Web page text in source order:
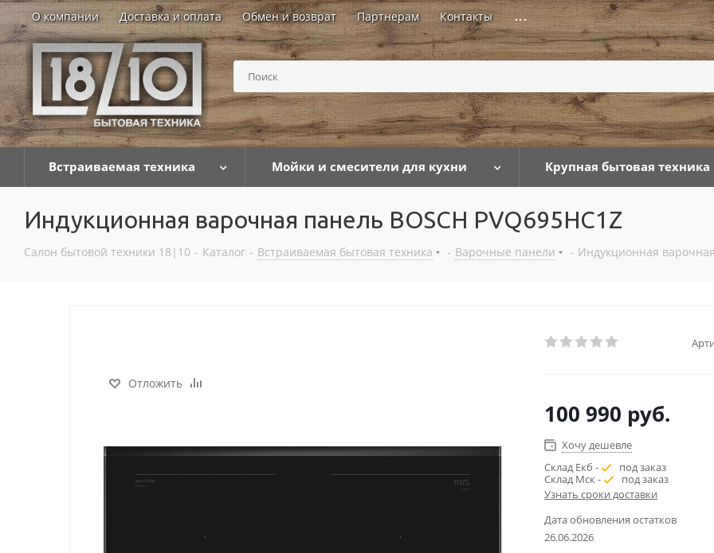
О компании Доставка и оплата Обмен и возврат Партнерам Контакты ...
Встраиваемая техника Мойки и смесители для кухни Крупная бытовая техника
Индукционная варочная панель BOSCH PVQ695HC1Z
Салон бытовой техники 18|10 - Каталог - Встраиваемая бытовая техника - Варочные панели - Индукционная
Отложить
100 990 руб.
Хочу дешевле
Склад Екб -
под заказ
Склад Мск -
под заказ
Узнать сроки доставки
Дата обновления остатков
26.06.2026